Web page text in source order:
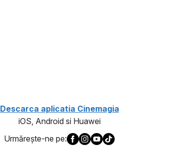
Descarca aplicatia Cinemagia
iOS, Android si Huawei
Urmăreşte-ne pe: